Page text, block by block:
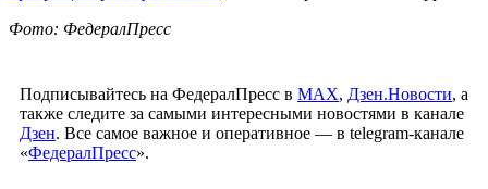
Фото: ФедералПресс
Подписывайтесь на ФедералПресс в МАХ, Дзен.Новости, а
также следите за самыми интересными новостями в канале
Дзен. Все самое важное и оперативное — в telegram-канале
«ФедералПресс».